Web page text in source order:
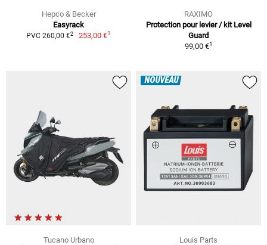
Hepco & Becker
Easyrack
PVC 260,00 €2 253,00 €1
RAXIMO
Protection pour levier / kit Level
Guard
99,00 €1
Tucano Urbano
NOUVEAU
Louis Parts